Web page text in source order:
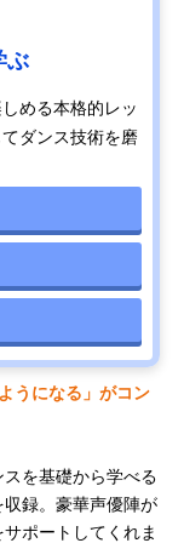
ぶ
める本格的レッ
ダンス技術を磨
うになる」がコン
を基礎から学べる
録。豪華声優陣が
ポートしてくれま